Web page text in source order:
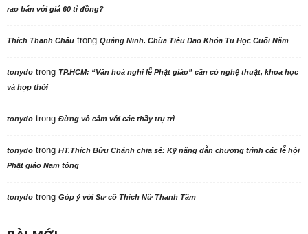
rao bán với giá 60 tỉ đồng?
Thích Thanh Châu trong Quảng Ninh. Chùa Tiêu Dao Khóa Tu Học Cuối Năm
tonydo trong TP.HCM: “Văn hoá nghi lễ Phật giáo” cần có nghệ thuật, khoa học
và hợp thời
tonydo trong Đừng vô cảm với các thầy trụ trì
tonydo trong HT.Thích Bửu Chánh chia sẻ: Kỹ năng dẫn chương trình các lễ hội
Phật giáo Nam tông
tonydo trong Góp ý với Sư cô Thích Nữ Thanh Tâm